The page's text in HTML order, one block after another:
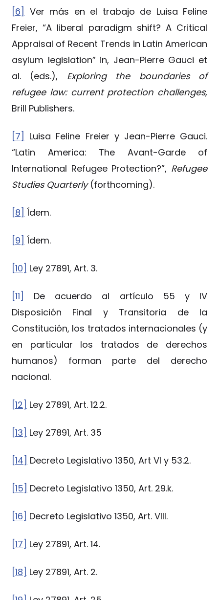
[6] Ver más en el trabajo de Luisa Feline
Freier, “A liberal paradigm shift? A Critical
Appraisal of Recent Trends in Latin American
asylum legislation” in, Jean-Pierre Gauci et
al. (eds.), Exploring the boundaries of
refugee law: current protection challenges,
Brill Publishers.
[7] Luisa Feline Freier y Jean-Pierre Gauci.
“Latin America: The Avant-Garde of
International Refugee Protection?”, Refugee
Studies Quarterly(forthcoming).
[8] Ídem.
[9] Ídem.
[10] Ley 27891, Art. 3.
[11]
De acuerdo al artículo 55 y IV
Disposición Final y Transitoria de la
Constitución, los tratados internacionales (y
en particular los tratados de derechos
humanos) forman parte del derecho
nacional.
[12] Ley 27891, Art. 12.2.
[13] Ley 27891, Art. 35
[14] Decreto Legislativo 1350, Art VI y 53.2.
[15] Decreto Legislativo 1350, Art. 29.k.
[16] Decreto Legislativo 1350, Art. VIII.
[17] Ley 27891, Art. 14.
[18] Ley 27891, Art. 2.